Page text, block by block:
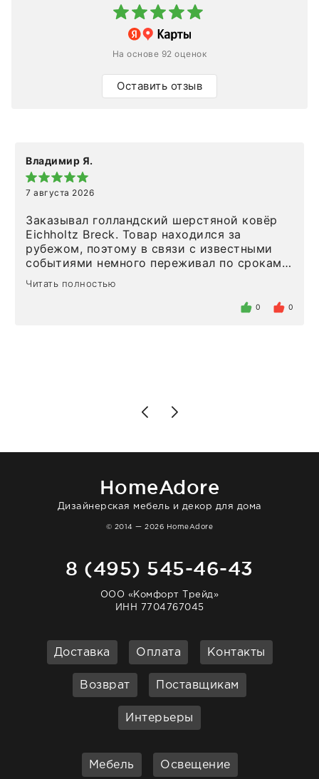
На основе 92 оценок
Оставить отзыв
Владимир Я.
7 августа 2026
Заказывал голландский шерстяной ковёр
Eichholtz Breck. Товар находился за
рубежом, поэтому в связи с известными
событиями немного переживал по срокам.
Но homeadore привезли ровно в
определенное в договоре время, без
то качество выше всяких похвал. Выглядит
Читать полностью
0 0
HomeAdore
Дизайнерская мебель и декор для дома
© 2014 — 2026 HomeAdore
8 (495) 545-46-43
ООО «Комфорт Трейд»
ИНН 7704767045
Доставка Оплата Контакты
Возврат Поставщикам
Интерьеры
Мебель Освещение